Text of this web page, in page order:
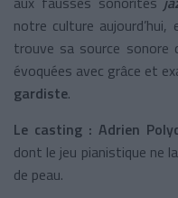
notre culture aujourd’hui,
trouve sa source sonore
évoquées avec grâce et
gardiste.
Le casting : Adrien
dont le jeu pianistique ne
de peau.